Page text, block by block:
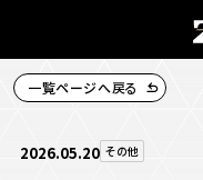
一覧ページへ戻る
2026.05.20 その他